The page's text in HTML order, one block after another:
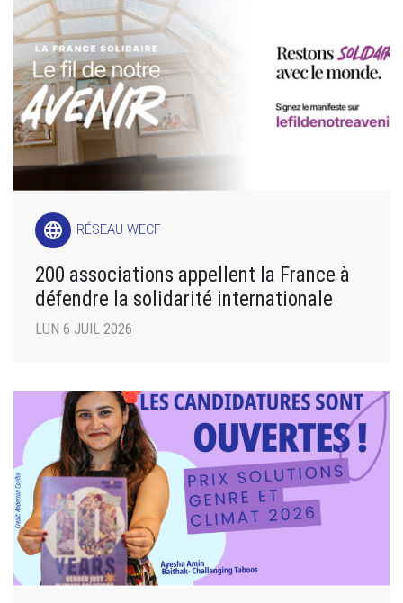
language RÉSEAU WECF
200 associations appellent la France à
défendre la solidarité internationale
LUN 6 JUIL 2026